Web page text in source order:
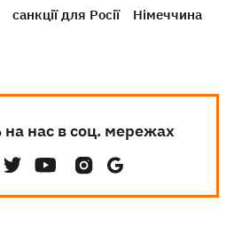
санкції для Росії
Німеччина
на нас в соц. мережах